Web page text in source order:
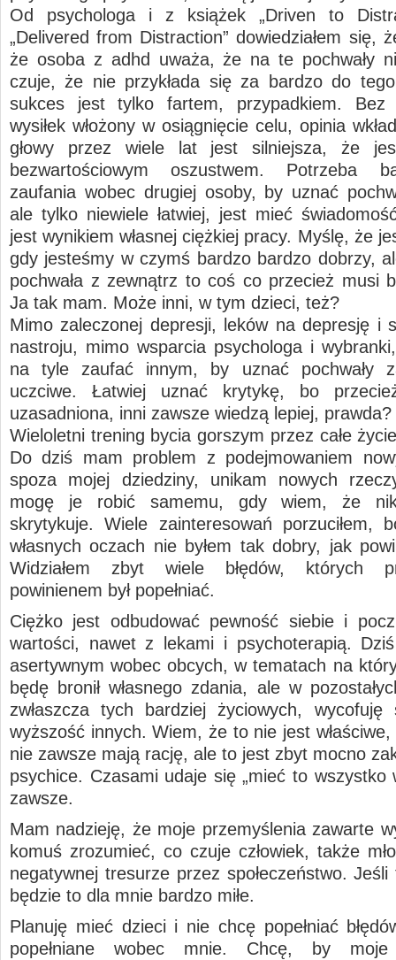
Od psychologa i z książek „Driven to
„Delivered from Distraction” dowiedziałem się,
że osoba z adhd uważa, że na te pochwały
czuje, że nie przykłada się za bardzo do
sukces jest tylko fartem, przypadkiem. Bez
wysiłek włożony w osiągnięcie celu, opinia
głowy przez wiele lat jest silniejsza, że
bezwartościowym oszustwem. Potrzeba
zaufania wobec drugiej osoby, by uznać
ale tylko niewiele łatwiej, jest mieć
jest wynikiem własnej ciężkiej pracy. Myślę, że
gdy jesteśmy w czymś bardzo bardzo dobrzy,
pochwała z zewnątrz to coś co przecież musi
Ja tak mam. Może inni, w tym dzieci, też?
Mimo zaleczonej depresji, leków na depresję i
nastroju, mimo wsparcia psychologa i
na tyle zaufać innym, by uznać pochwały
uczciwe. Łatwiej uznać krytykę, bo
uzasadniona, inni zawsze wiedzą lepiej, prawda?
Wieloletni trening bycia gorszym przez całe
Do dziś mam problem z podejmowaniem
spoza mojej dziedziny, unikam nowych
mogę je robić samemu, gdy wiem, że
skrytykuje. Wiele zainteresowań porzuciłem,
własnych oczach nie byłem tak dobry, jak
Widziałem zbyt wiele błędów, których
powinienem był popełniać.
Ciężko jest odbudować pewność siebie i
wartości, nawet z lekami i psychoterapią.
asertywnym wobec obcych, w tematach na
będę bronił własnego zdania, ale w
zwłaszcza tych bardziej życiowych,
wyższość innych. Wiem, że to nie jest
nie zawsze mają rację, ale to jest zbyt mocno
psychice. Czasami udaje się „mieć to wszystko
zawsze.
Mam nadzieję, że moje przemyślenia zawarte
komuś zrozumieć, co czuje człowiek, także
negatywnej tresurze przez społeczeństwo.
będzie to dla mnie bardzo miłe.
Planuję mieć dzieci i nie chcę popełniać
popełniane wobec mnie. Chcę, by